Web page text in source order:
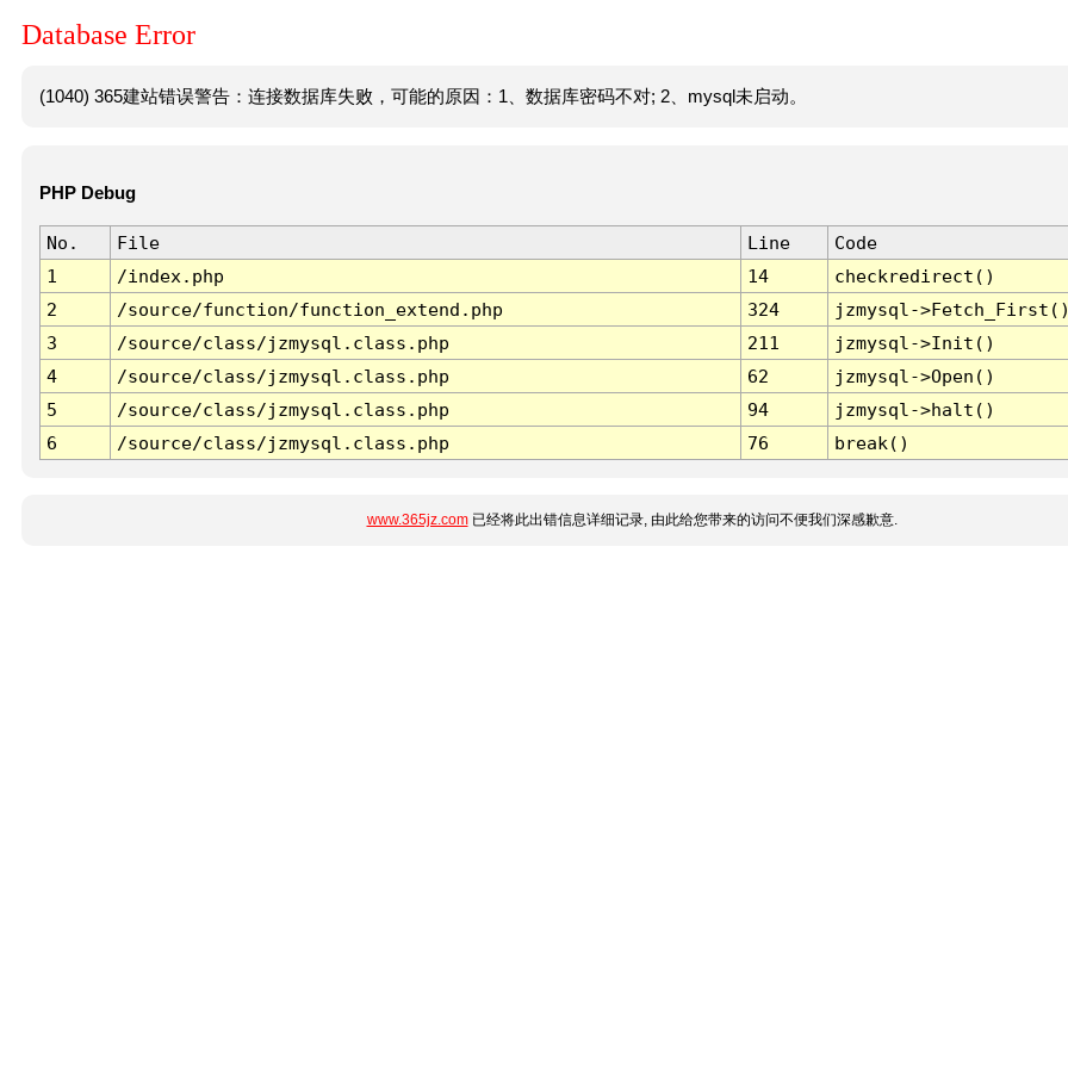
Database Error
(1040) 365建站错误警告：连接数据库失败，可能的原因：1、数据库密码不对; 2、mysql未启动。
PHP Debug
No. File Line
Code
1
/index.php 14
checkredirect()
2
/source/function/function_extend.php 324
jzmysql-
3
/source/class/jzmysql.class.php 211
jzmysql->Init()
4
/source/class/jzmysql.class.php 62
jzmysql->Open()
5
/source/class/jzmysql.class.php 94
jzmysql->halt()
6
/source/class/jzmysql.class.php 76 break()
www.365jz.com已经将此出错信息详细记录, 由此给您带来的访问不便我们深感歉意.